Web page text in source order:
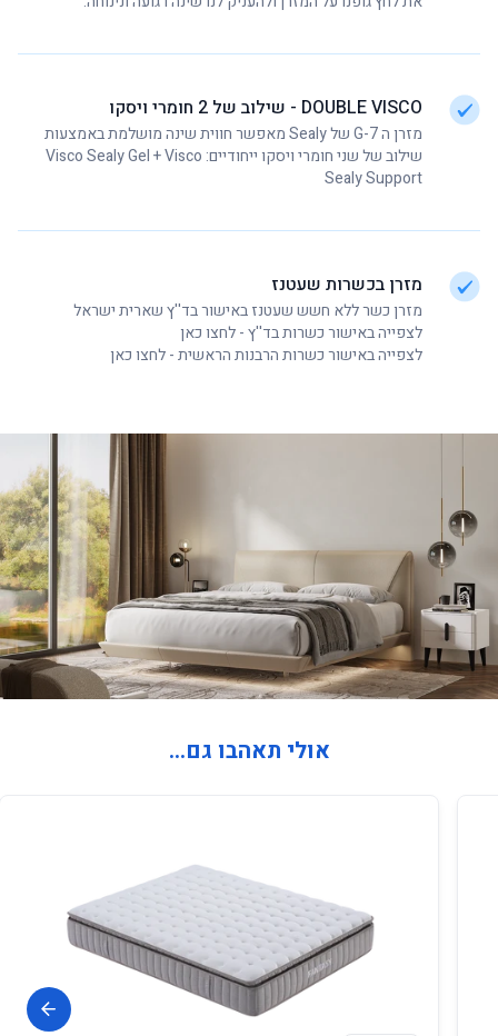
DOUBLE VISCO - שילוב של 2 חומרי ויסקו
מזרן ה G-7 של Sealy מאפשר חווית שינה מושלמת באמצעות
שילוב של שני חומרי ויסקו ייחודיים: Visco Sealy Gel + Visco
Sealy Support
מזרן בכשרות שעטנז
מזרן כשר ללא חשש שעטנז באישור בד''ץ שארית ישראל
לצפייה באישור כשרות בד''ץ -לחצו כאן
לצפייה באישור כשרות הרבנות הראשית -לחצו כאן
אולי תאהבו גם...